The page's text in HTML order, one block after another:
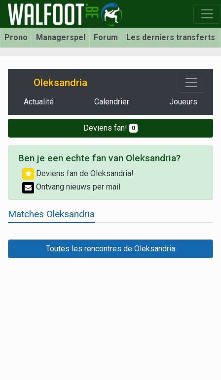
Prono Managerspel Forum Les derniers transferts
Oleksandria
Actualité Calendrier Joueurs
Deviens fan! 0
Ben je een echte fan van Oleksandria?
Deviens fan de Oleksandria!
Ontvang nieuws per mail
Matches Oleksandria
Toutes les rencontres de Oleksandria